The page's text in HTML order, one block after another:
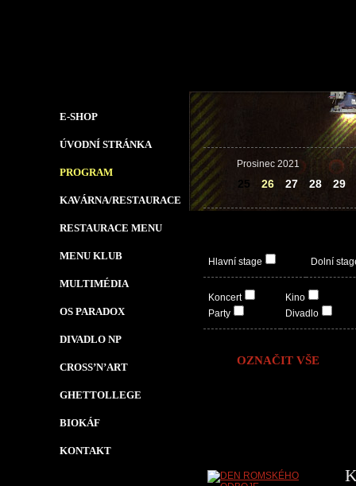
E-SHOP
ÚVODNÍ STRÁNKA
PROGRAM
KAVÁRNA/RESTAURACE
RESTAURACE MENU
MENU KLUB
MULTIMÉDIA
OS PARADOX
DIVADLO NP
CROSS’N’ART
GHETTOLLEGE
BIOKÁF
KONTAKT
Prosinec 2021
25 26 27 28 29
Hlavní stage Dolní
Koncert
Party
Kino
Divadlo
OZNAČIT VŠE